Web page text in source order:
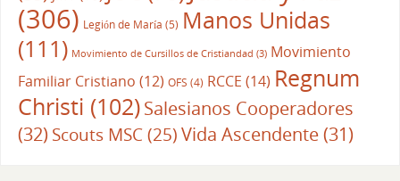
(306) Legión de María (5) Manos Unidas
(111) Movimiento de Cursillos de Cristiandad (3) Movimiento
Familiar Cristiano (12) OFS (4) RCCE (14) Regnum
Christi (102)Salesianos Cooperadores
(32) Scouts MSC(25) Vida Ascendente(31)